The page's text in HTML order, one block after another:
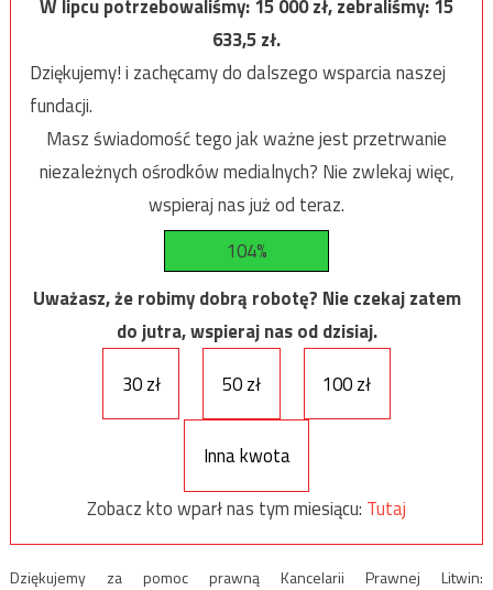
W lipcu potrzebowaliśmy:15 000zł, zebraliśmy:15
633,5zł.
Dziękujemy! i zachęcamy do dalszego wsparcia naszej
fundacji.
Masz świadomość tego jak ważne jest przetrwanie
niezależnych ośrodków medialnych? Nie zwlekaj więc,
wspieraj nas już od teraz.
104%
Uważasz, że robimy dobrą robotę? Nie czekaj zatem
do jutra, wspieraj nas od dzisiaj.
30 zł
50 zł 100 zł
Inna kwota
Zobacz kto wparł nas tym miesiącu: Tutaj
Dziękujemy za pomoc prawną Kancelarii Prawnej Litwin: